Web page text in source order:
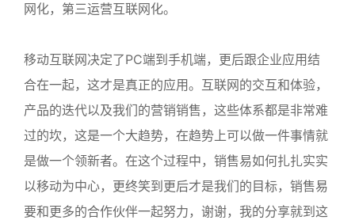
网化，第三运营互联网化。
移动互联网决定了PC端到手机端，更后跟企业应用结
合在一起，这才是真正的应用。互联网的交互和体验，
产品的迭代以及我们的营销销售，这些体系都是非常难
过的坎，这是一个大趋势，在趋势上可以做一件事情就
是做一个领新者。在这个过程中，销售易如何扎扎实实
以移动为中心，更终笑到更后才是我们的目标，销售易
要和更多的合作伙伴一起努力，谢谢，我的分享就到这